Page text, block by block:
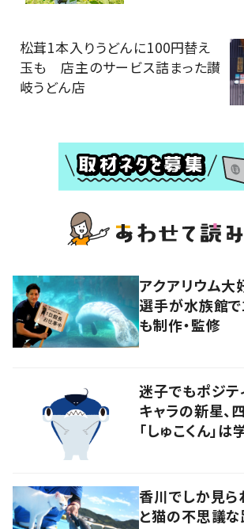
松茸1本入りうどんに100円替え
玉も 店主のサービス詰まった讃
岐うどん店
アクアリウム大
選手が水族館
も制作・監修
迷子でもポジ
キャラの新星、
「しゅこくん」
香川でしか見ら
と猫の不思議